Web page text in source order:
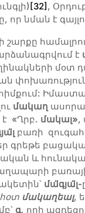
[32] ,
որ նման է
է
մօտ
մակաղ
«Ղրբ. մակալ»,
լ բառի
գրեթե
և
մագյալ-
մակաղեալ,
գ, որի